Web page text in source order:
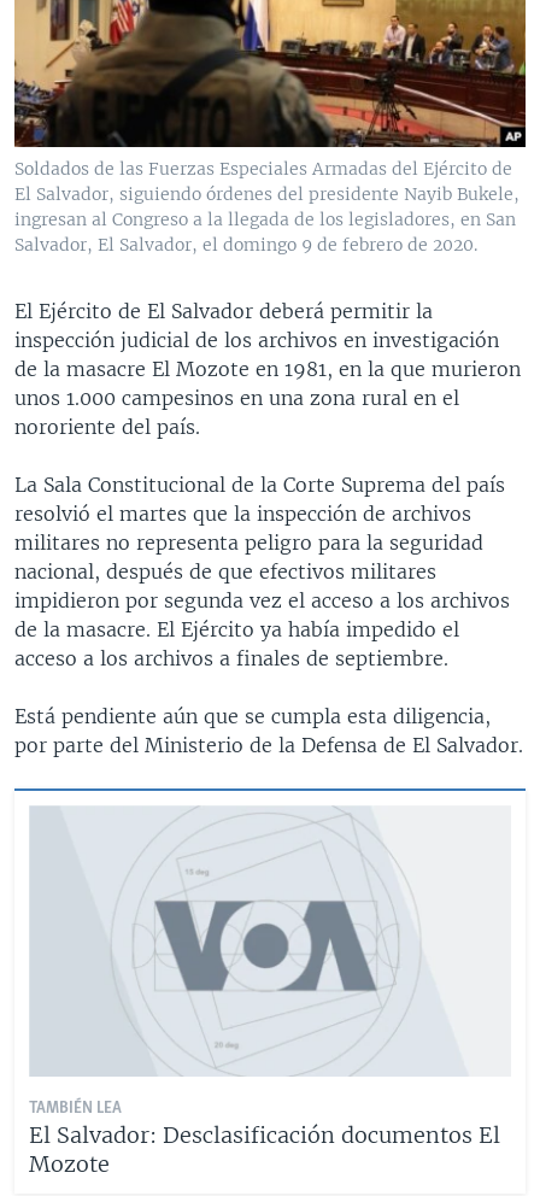
VENEZUELA
BRASIL
NICARAGUA
ECONOMÍA
ENTRETENIMIENTO Y CULTURA
TECNOLOGÍA
DEPORTES
CIENCIA Y SALUD
MULTIMEDIA
VIDEOS
FOTOGRAFÍA
AUDIOS
PROGRAMAS TV
EL MUNDO AL DÍA
FORO INTERAMERICANO
VISIÓN 360
LAS CLAVES
RADIO
AVANCE INFORMATIVO
AUDIONOTICIAS
BUENOS DÍAS AMÉRICA
EL MUNDO AL DÍA [RADIO]
FORO [RADIO]
DEPORTIVO INTERNACIONAL
ENTRETENIMIENTO
DIRECT
DOCUMENTALES DE LA VOA
Learning English
SÍGANOS
Idiomas
Soldados de las Fuerzas Especiales Armadas del Ejército de
El Salvador, siguiendo órdenes del presidente Nayib Bukele,
ingresan al Congreso a la llegada de los legisladores, en San
Salvador, El Salvador, el domingo 9 de febrero de 2020.
El Ejército de El Salvador deberá permitir la
inspección judicial de los archivos en investigación
de la masacre El Mozote en 1981, en la que murieron
unos 1.000 campesinos en una zona rural en el
nororiente del país.
La Sala Constitucional de la Corte Suprema del país
resolvió el martes que la inspección de archivos
militares no representa peligro para la seguridad
nacional, después de que efectivos militares
impidieron por segunda vez el acceso a los archivos
de la masacre. El Ejército ya había impedido el
acceso a los archivos a finales de septiembre.
Está pendiente aún que se cumpla esta diligencia,
por parte del Ministerio de la Defensa de El Salvador.
TAMBIÉN LEA
El Salvador: Desclasificación documentos El
Mozote